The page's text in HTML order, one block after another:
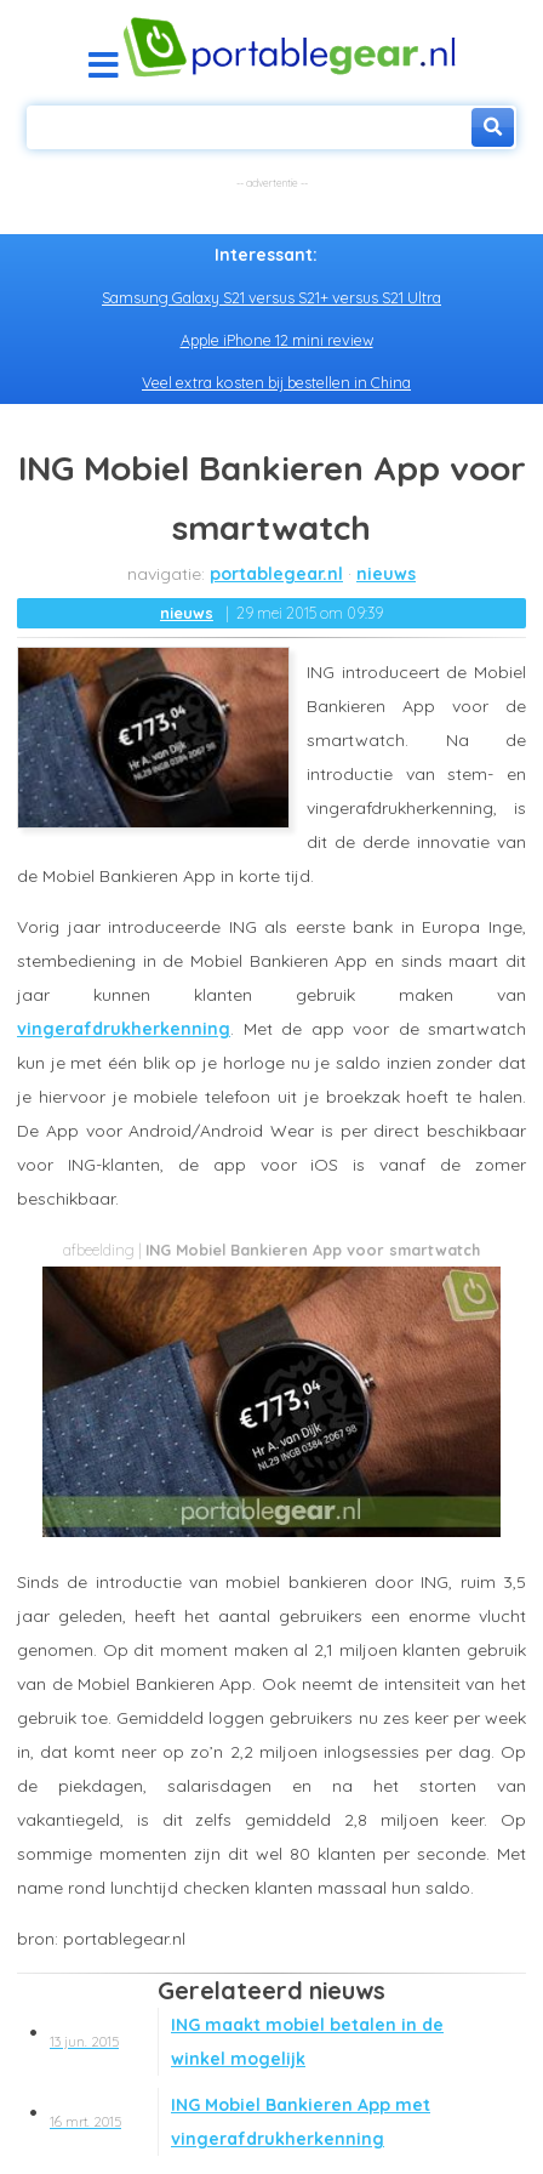
Interessant:
Samsung Galaxy S21 versus S21+ versus S21 Ultra
Apple iPhone 12 mini review
Veel extra kosten bij bestellen in China
ING Mobiel Bankieren App voor
smartwatch
portablegear.nl nieuws
nieuws 29 mei 2015 om 09:39
ING introduceert de Mobiel
Bankieren App voor de
smartwatch. Na de
introductie van stem- en
vingerafdrukherkenning, is
dit de derde innovatie van
de Mobiel Bankieren App in korte tijd.
Vorig jaar introduceerde ING als eerste bank in Europa Inge,
stembediening in de Mobiel Bankieren App en sinds maart dit
jaar kunnen klanten gebruik maken van
vingerafdrukherkenning . Met de app voor de smartwatch
kun je met één blik op je horloge nu je saldo inzien zonder dat
je hiervoor je mobiele telefoon uit je broekzak hoeft te halen.
De App voor Android/Android Wear is per direct beschikbaar
voor ING-klanten, de app voor iOS is vanaf de zomer
beschikbaar.
ING Mobiel Bankieren App voor smartwatch
Sinds de introductie van mobiel bankieren door ING, ruim 3,5
jaar geleden, heeft het aantal gebruikers een enorme vlucht
genomen. Op dit moment maken al 2,1 miljoen klanten gebruik
van de Mobiel Bankieren App. Ook neemt de intensiteit van het
gebruik toe. Gemiddeld loggen gebruikers nu zes keer per week
in, dat komt neer op zo’n 2,2 miljoen inlogsessies per dag. Op
de piekdagen, salarisdagen en na het storten van
vakantiegeld, is dit zelfs gemiddeld 2,8 miljoen keer. Op
sommige momenten zijn dit wel 80 klanten per seconde. Met
name rond lunchtijd checken klanten massaal hun saldo.
portablegear.nl
Gerelateerd nieuws
13 jun. 2015
ING maakt mobiel betalen in de
winkel mogelijk
16 mrt. 2015
ING Mobiel Bankieren App met
vingerafdrukherkenning